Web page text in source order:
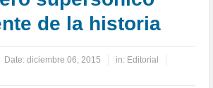
de la historia
Date:diciembre 06, 2015 in: Editorial